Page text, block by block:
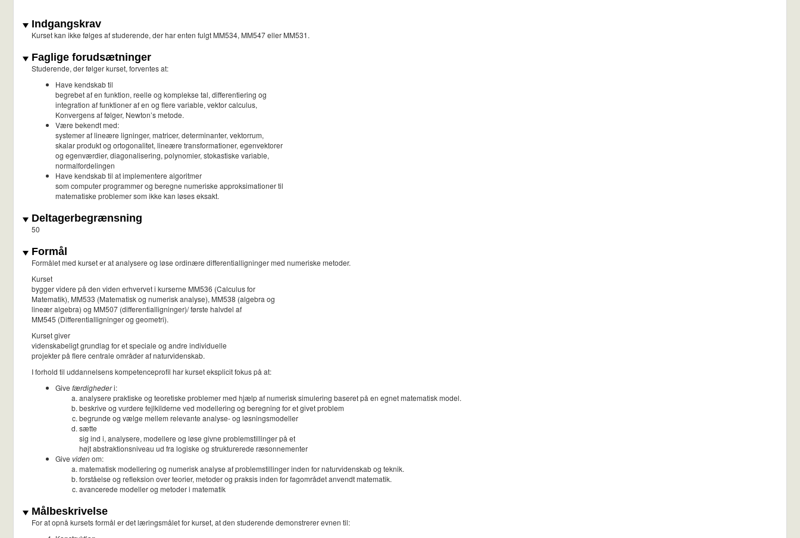
Indgangskrav
Kurset kan ikke følges af studerende, der har enten fulgt MM534, MM547 eller MM531.
Faglige forudsætninger
Studerende, der følger kurset, forventes at:
Have kendskab til
begrebet af en funktion, reelle og komplekse tal, differentiering og
integration af funktioner af en og flere variable, vektor calculus,
Konvergens af følger, Newton’s metode.
Være bekendt med:
systemer af lineære ligninger, matricer, determinanter, vektorrum,
skalar produkt og ortogonalitet, lineære transformationer, egenvektorer
og egenværdier, diagonalisering, polynomier, stokastiske variable,
normalfordelingen
Have kendskab til at implementere algoritmer
som computer programmer og beregne numeriske approksimationer til
matematiske problemer som ikke kan løses eksakt.
Deltagerbegrænsning
50
Formål
Formålet med kurset er at analysere og løse ordinære differentialligninger med numeriske metoder.
Kurset
bygger videre på den viden erhvervet i kurserne MM536 (Calculus for
Matematik), MM533 (Matematisk og numerisk analyse), MM538 (algebra og
lineær algebra) og MM507 (differentialligninger)/ første halvdel af
MM545 (Differentialligninger og geometri).
Kurset giver
videnskabeligt grundlag for et speciale og andre individuelle
projekter på flere centrale områder af naturvidenskab.
I forhold til uddannelsens kompetenceprofil har kurset eksplicit fokus på at:
Give færdighederi:
analysere praktiske og teoretiske problemer med hjælp af numerisk simulering baseret på en egnet matematisk model.
beskrive og vurdere fejlkilderne ved modellering og beregning for et givet problem
begrunde og vælge mellem relevante analyse- og løsningsmodeller
sætte
sig ind i, analysere, modellere og løse givne problemstillinger på et
højt abstraktionsniveau ud fra logiske og strukturerede ræsonnementer
Give videnom:
matematisk modellering og numerisk analyse af problemstillinger inden for naturvidenskab og teknik.
forståelse og refleksion over teorier, metoder og praksis inden for fagområdet anvendt matematik.
avancerede modeller og metoder i matematik
Målbeskrivelse
For at opnå kursets formål er det læringsmålet for kurset, at den studerende demonstrerer evnen til: